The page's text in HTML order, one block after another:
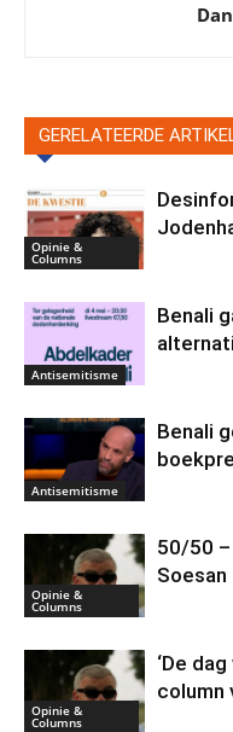
GERELATEERDE
Opinie &
Columns
Antisemitisme
Benali
Antisemitisme
Benali
Opinie &
Columns
50/50 –
Soesan
Opinie &
Columns
‘De
column